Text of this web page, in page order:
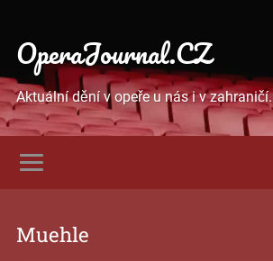
OperaJournal.CZ
Aktuální dění v opeře u nás i v zahraničí.
Muehle